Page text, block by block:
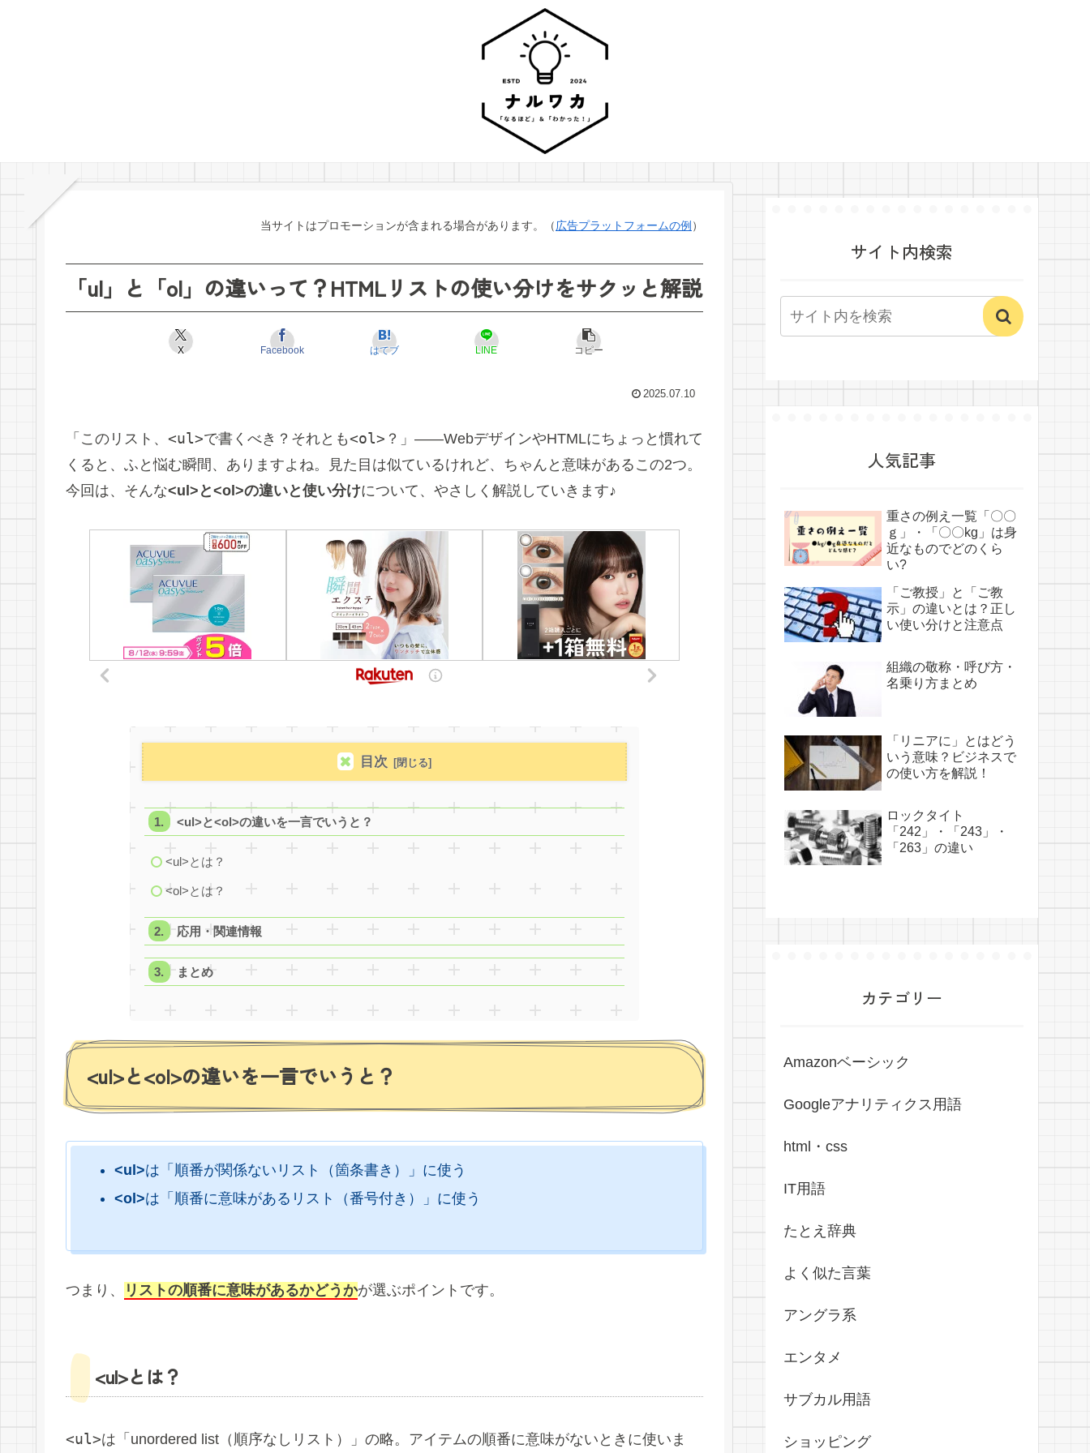
当サイトはプロモーションが含まれる場合があります。（広告プラットフォームの例 ）
「ul」と「ol」の違いって？HTMLリストの使い分けをサクッと解説
X Facebook はてブ LINE コピー
2025.07.10
「このリスト、 <ul>で書くべき？それとも<ol> ？」——WebデザインやHTMLにちょっと慣れて
くると、ふと悩む瞬間、ありますよね。見た目は似ているけれど、ちゃんと意味があるこの2つ。
今回は、そんな<ul>と<ol>の違いと使い分けについて、やさしく解説していきます♪
目次
<ul>と<ol>の違いを一言でいうと？
<ul>とは？
<ol>とは？
応用・関連情報
まとめ
<ul>と<ol>の違いを一言でいうと？
<ul>は「順番が関係ないリスト（箇条書き）」に使う
<ol>は「順番に意味があるリスト（番号付き）」に使う
つまり、 リストの順番に意味があるかどうかが選ぶポイントです。
<ul>とは？
<ul>は「unordered list（順序なしリスト）」の略。アイテムの順番に意味がないときに使いま
サイト内検索
人気記事
重さの例え一覧「〇〇
ｇ」・「〇〇kg」は身
近なものでどのくら
い?
「ご教授」と「ご教
示」の違いとは？正し
い使い分けと注意点
組織の敬称・呼び方・
名乗り方まとめ
「リニアに」とはどう
いう意味？ビジネスで
の使い方を解説！
ロックタイト
「242」・「243」・
「263」の違い
カテゴリー
Amazonベーシック
Googleアナリティクス用語
html・css
IT用語
たとえ辞典
よく似た言葉
アングラ系
エンタメ
サブカル用語
ショッピング